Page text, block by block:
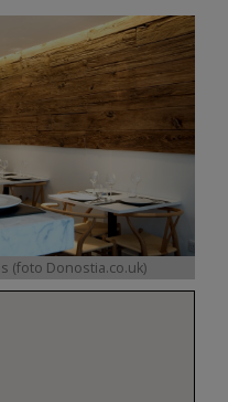
(foto Donostia.co.uk)